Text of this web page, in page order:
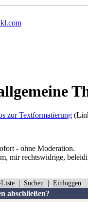
zur Textformatierung
- ohne Moderation.
mir rechtswidrige,
Liste Suchen Einloggen
abschließen?